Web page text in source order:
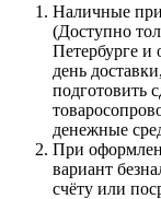
Наличные при
(Доступно
Петербурге и
день
подготовить
денежные
При
вариант
счёту или